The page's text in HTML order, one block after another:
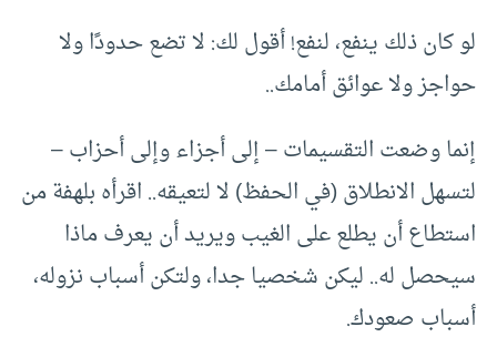
لو كان ذلك ينفع، لنفع! أقول لك: لا تضع حدودًا ولا
حواجز ولا عوائق أمامك..
إنما وضعت التقسيمات – إلى أجزاء وإلى أحزاب –
لتسهل الانطلاق (في الحفظ) لا لتعيقه.. اقرأه بلهفة من
استطاع أن يطلع على الغيب ويريد أن يعرف ماذا
سيحصل له.. ليكن شخصيا جدا، ولتكن أسباب نزوله،
أسباب صعودك.